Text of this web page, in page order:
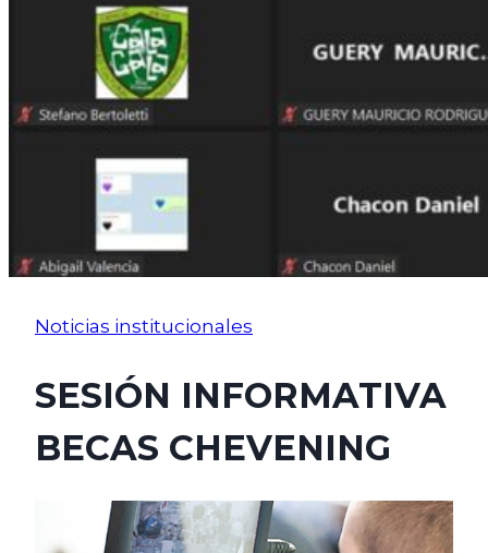
Noticias institucionales
SESIÓN INFORMATIVA
BECAS CHEVENING
agosto 19, 2022agosto 24, 2022